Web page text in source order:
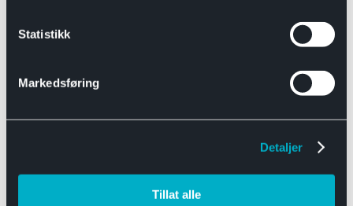
Statistikk
Markedsføring
Detaljer
Tillat alle